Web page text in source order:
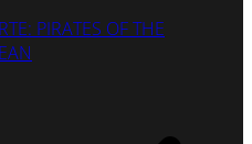
PIRATES OF THE